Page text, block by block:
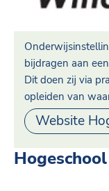
bijdragen aan
Dit doen zij via
opleiden van
Website